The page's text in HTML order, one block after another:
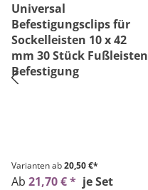
Universal
Befestigungsclips für
Sockelleisten 10 x 42
mm 30 Stück Fußleisten
Befestigung
Varianten ab20,50 €*
Ab 21,70 € * je Set